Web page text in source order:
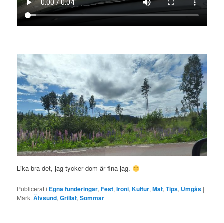
Lika bra det, jag tycker dom är fina jag.
Publicerat i Egna funderingar,Fest,Ironi,Kultur,Mat,Tips, Umgås |
MärktÄlvsund,Grillat,Sommar